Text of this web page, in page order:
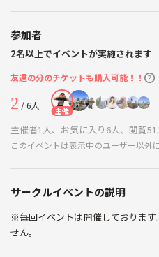
参加者
2名以上でイベントが実施されます
友達の分のチケットも購入可能！！
2 / 6人 主催
主催者1人、お気に入り6人、閲覧51
このイベントは表示中のユーザー以外
サークルイベントの説明
※毎回イベントは開催しておりま
せん。